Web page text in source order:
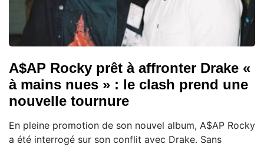
A$AP Rocky prêt à affronter Drake «
à mains nues » : le clash prend une
nouvelle tournure
En pleine promotion de son nouvel album, A$AP Rocky
a été interrogé sur son conflit avec Drake. Sans